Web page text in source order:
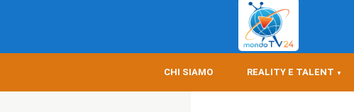
CHI SIAMO REALITY E TALENT